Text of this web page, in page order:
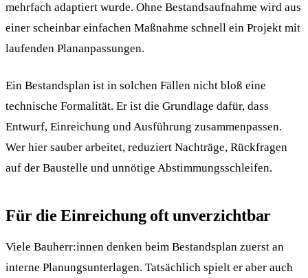
mehrfach adaptiert wurde. Ohne Bestandsaufnahme wird aus
einer scheinbar einfachen Maßnahme schnell ein Projekt mit
laufenden Plananpassungen.
Ein Bestandsplan ist in solchen Fällen nicht bloß eine
technische Formalität. Er ist die Grundlage dafür, dass
Entwurf, Einreichung und Ausführung zusammenpassen.
Wer hier sauber arbeitet, reduziert Nachträge, Rückfragen
auf der Baustelle und unnötige Abstimmungsschleifen.
Für die Einreichung oft unverzichtbar
Viele Bauherr:innen denken beim Bestandsplan zuerst an
interne Planungsunterlagen. Tatsächlich spielt er aber auch